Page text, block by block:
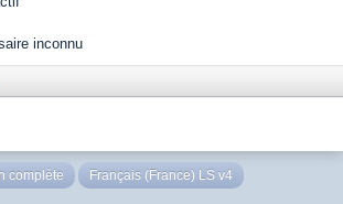
inconnu
complète Français (France) LS v4